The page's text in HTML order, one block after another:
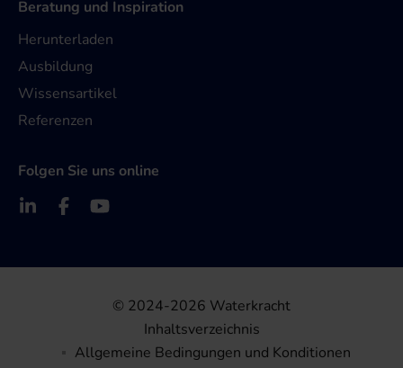
Beratung und Inspiration
Herunterladen
Ausbildung
Wissensartikel
Referenzen
Folgen Sie uns online
© 2024-2026 Waterkracht
Inhaltsverzeichnis
Allgemeine Bedingungen und Konditionen